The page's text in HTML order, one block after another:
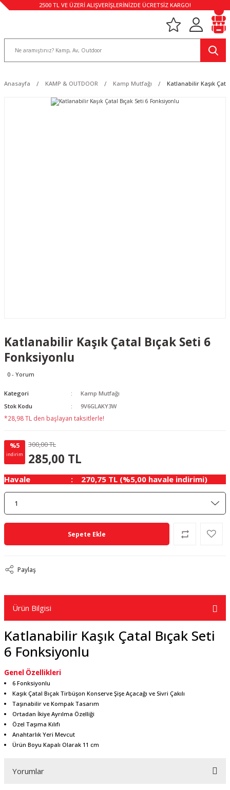
2500 TL VE ÜZERİ ALIŞVERİŞLERİNİZDE ÜCRETSİZ KARGO!
Anasayfa KAMP & OUTDOOR Kamp Mutfağı Katlanabilir Kaşık
Katlanabilir Kaşık Çatal Bıçak Seti 6
Fonksiyonlu
0 - Yorum
Kategori
Kamp Mutfağı
Stok Kodu
9V6GLAKY3W
*28,98 TL den başlayan taksitlerle!
%5
indirim
300,00 TL
285,00 TL
Havale 270,75 TL (%5,00 havale indirimi)
Sepete Ekle
Paylaş
Ürün Bilgisi
Katlanabilir Kaşık Çatal Bıçak Seti
6 Fonksiyonlu
Genel Özellikleri
6 Fonksiyonlu
Kaşık Çatal Bıçak Tirbüşon Konserve Şişe Açacağı ve Sivri Çakılı
Taşınabilir ve Kompak Tasarım
Ortadan İkiye Ayrılma Özelliği
Özel Taşıma Kılıfı
Anahtarlık Yeri Mevcut
Ürün Boyu Kapalı Olarak 11 cm
Yorumlar